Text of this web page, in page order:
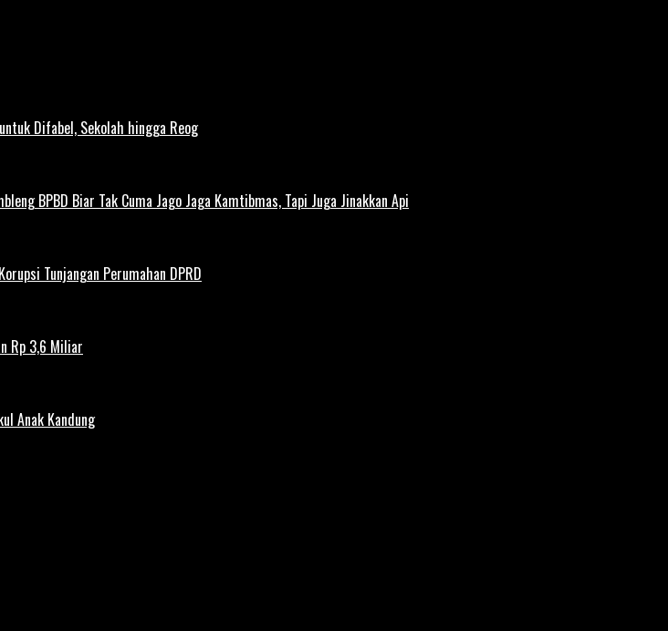
Difabel, Sekolah hingga Reog
BPBD Biar Tak Cuma Jago Jaga Kamtibmas, Tapi Juga Jinakkan Api
Tunjangan Perumahan DPRD
Rp 3,6 Miliar
Anak Kandung